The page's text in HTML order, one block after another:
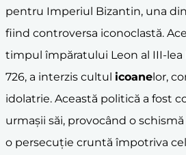
pentru Imperiul Bizantin, una
fiind controversa iconoclastă.
timpul împăratului Leon al III-lea
726, a interzis cultul icoanelor,
idolatrie. Această politică a fost
urmașii săi, provocând o
o persecuție cruntă împotriva